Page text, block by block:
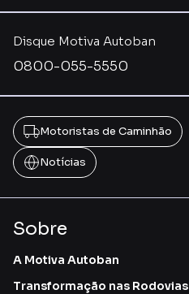
Disque Motiva Autoban
0800-055-5550
Motoristas de Caminhão
Notícias
Sobre
A Motiva Autoban
Transformação nas Rodovias